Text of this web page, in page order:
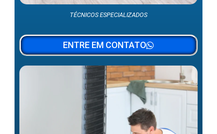
TÉCNICOS ESPECIALIZADOS
ENTRE EM CONTATO